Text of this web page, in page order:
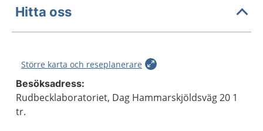
Hitta oss
Större karta och reseplanerare
Besöksadress:
Rudbecklaboratoriet, Dag Hammarskjöldsväg 20 1
tr.